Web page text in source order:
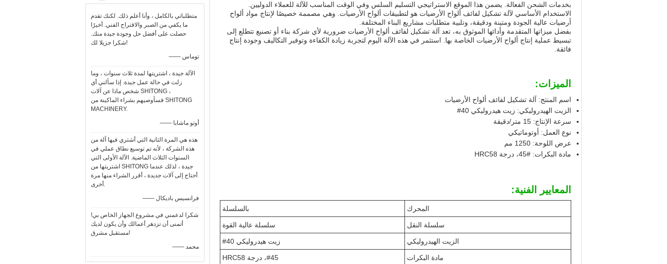
متطلباتي بالكامل ، وأنا أعلم ذلك. لكنك تقدم
ما يكفي من الصبر والاقتراح الفني. أخيرًا
حصلت على أفضل حل وجودة جيدة منك.
شكرا جزيلا لك!
—— توماس
الآلة جيدة ، اشتريتها لمدة ثلاث سنوات ، وما
زلت في حالة عمل جيدة. إذا سألني أي
شخص ماذا عن آلات SHITONG ،
فسأوصيهم بشراء الماكينة من SHITONG
MACHINERY.
—— أوتو ماشابا
هذه هي المرة الثانية التي أشتري فيها آلة من
هذه الشركة ، لأنه تم توسيع نطاق عملي في
السنوات الثلاث الماضية. الآلة الأولى التي
اشتريتها من SHITONG جيدة ، لذلك عندما
أحتاج إلى آلات جديدة ، أقرر الشراء منها مرة
أخرى.
—— فرانسيس باديكال
شكرا لدعمني في مشروع الجهاز الخاص بي!
أتمنى أن تزدهر أعمالك وأن يكون لديك
مستقبل مشرق!
—— محمد
بخدمات الشحن الفعالة. يضمن هذا الموقع الاستراتيجي التسليم السلس وفي الوقت المناسب للآلة للعملاء الدوليين.
الاستخدام الأساسي لآلة تشكيل لفائف ألواح الأرضيات هو لتطبيقات ألواح الأرضيات. وهي مصممة خصيصًا لإنتاج مواد ألواح
أرضيات عالية الجودة ومتينة ودقيقة، وتلبية متطلبات مشاريع البناء المختلفة.
بفضل ميزاتها المتقدمة وأدائها الموثوق به، تعد آلة تشكيل لفائف ألواح الأرضيات ضرورية لأي شركة بناء أو تصنيع تتطلع إلى
تبسيط عملية إنتاج ألواح الأرضيات الخاصة بها. استثمر في هذه الآلة اليوم لتجربة زيادة الكفاءة وتوفير التكاليف وجودة إنتاج
فائقة.
الميزات:
اسم المنتج: آلة تشكيل لفائف ألواح الأرضيات
الزيت الهيدروليكي: زيت هيدروليكي 40#
سرعة الإنتاج: 15 متر/دقيقة
نوع العمل: أوتوماتيكي
عرض اللوحة: 1250 مم
مادة البكرات: #45، درجة HRC58
المعايير الفنية:
المحرك بالسلسلة
سلسلة النقل سلسلة عالية القوة
الزيت الهيدروليكي زيت هيدروليكي 40#
مادة البكرات #45، درجة HRC58